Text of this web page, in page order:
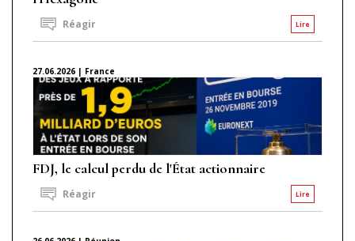
Lire
Réagir
27.06.2026 | France
FDJ, le calcul perdu de l'État actionnaire
Lire
Réagir